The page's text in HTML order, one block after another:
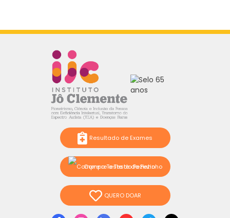
Resultado de Exames
Compre o Teste do Pezinho
QUERO DOAR